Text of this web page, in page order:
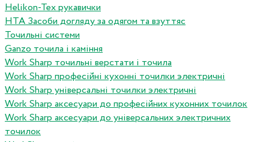
Helikon-Tex рукавички
HTA Засоби догляду за одягом та взуттяс
Точильні системи
Ganzo точила і каміння
Work Sharp точильні верстати і точила
Work Sharp професiйнi кухоннi точилки электричнi
Work Sharp унiверсальнi точилки электричнi
Work Sharp аксесуари до професiйних кухонних точилок
Work Sharp аксесуари до унiверсальних электричних
точилок